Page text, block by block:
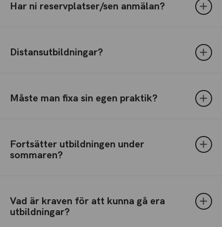
Har ni reservplatser/sen anmälan?
Distansutbildningar?
Måste man fixa sin egen praktik?
Fortsätter utbildningen under
sommaren?
Vad är kraven för att kunna gå era
utbildningar?